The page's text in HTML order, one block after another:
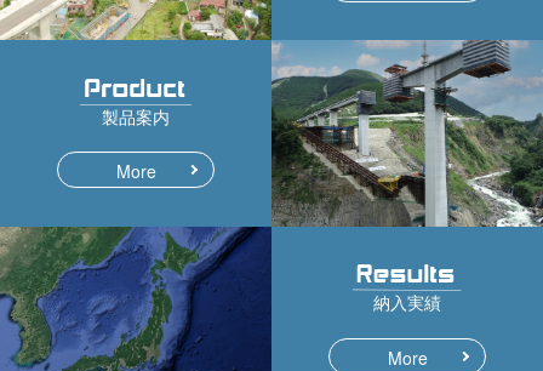
製品案内
More
納入実績
More